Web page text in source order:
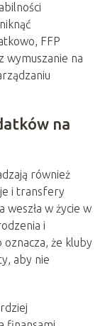
FFP
na
na
również
i transfery
weszła w życie w
i
że kluby
aby nie